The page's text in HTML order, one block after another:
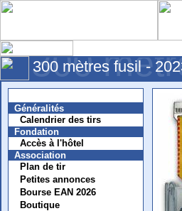
300
300 mètres fusil -
Généralités
Calendrier des tirs
Fondation
Accès à l'hôtel
Association
Plan de tir
Petites annonces
Bourse EAN 2026
Boutique